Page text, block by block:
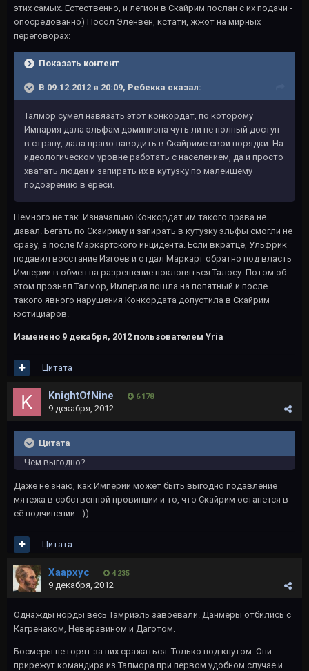
этих самых. Естественно, и легион в Скайрим послан с их подачи -
опосредованно) Посол Эленвен, кстати, жжот на мирных
переговорах:
Показать контент
В 09.12.2012 в 20:09, Ребекка сказал:
Талмор сумел навязать этот конкордат, по которому
Импария дала эльфам доминиона чуть ли не полный доступ
в страну, дала право наводить в Скайриме свои порядки. На
идеологическом уровне работать с населением, да и просто
хватать людей и запирать их в кутузку по малейшему
подозрению в ереси.
Немного не так. Изначально Конкордат им такого права не
давал. Бегать по Скайриму и запирать в кутузку эльфы смогли не
сразу, а после Маркартского инцидента. Если вкратце, Ульфрик
подавил восстание Изгоев и отдал Маркарт обратно под власть
Империи в обмен на разрешение поклоняться Талосу. Потом об
этом прознал Талмор, Империя пошла на попятный и после
такого явного нарушения Конкордата допустила в Скайрим
юстициаров.
Изменено 9 декабря, 2012 пользователем Yria
Цитата
KnightOfNine 6 178
9 декабря, 2012
Цитата
Чем выгодно?
Даже не знаю, как Империи может быть выгодно подавление
мятежа в собственной провинции и то, что Скайрим останется в
её подчинении =))
Цитата
Хаархус 4 235
9 декабря, 2012
Однажды норды весь Тамриэль завоевали. Данмеры отбились с
Кагренаком, Неверавином и Даготом.
Босмеры не горят за них сражаться. Только под кнутом. Они
прирежут командира из Талмора при первом удобном случае и